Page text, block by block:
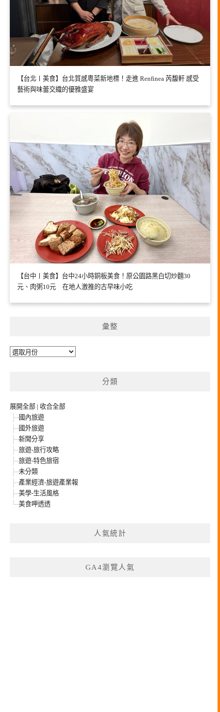
【台北〡美食】台北質感粵菜新地標！走進 Renfinea 芮馥軒 感受
藝術與味蕾交織的優雅盛宴
【台中〡美食】台中24小時銅板美食！原公園路黑白切炒麵30
元、肉粥10元 在地人激推的古早味小吃
彙整
彙
分類
展開全部 | 收合全部
國內旅遊
國外旅遊
新聞分享
旅遊-旅行攻略
旅遊-特色旅宿
未分類
產業經濟-旅遊產業報
美學-生活風格
美食呷透透
人氣統計
GA4瀏覽人氣